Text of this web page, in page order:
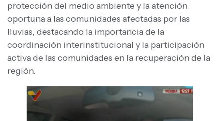
protección del medio ambiente y la atención
oportuna a las comunidades afectadas por las
lluvias, destacando la importancia de la
coordinación interinstitucional y la participación
activa de las comunidades en la recuperación de la
región.